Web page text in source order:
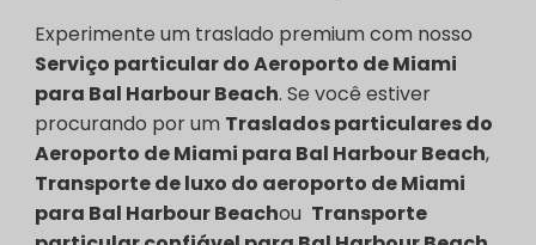
Experimente um traslado premium com nosso
Serviço particular do Aeroporto de Miami
para Bal Harbour Beach. Se você estiver
procurando por um Traslados particulares do
Aeroporto de Miami para Bal Harbour Beach,
Transporte de luxo do aeroporto de Miami
para Bal Harbour Beachou Transporte